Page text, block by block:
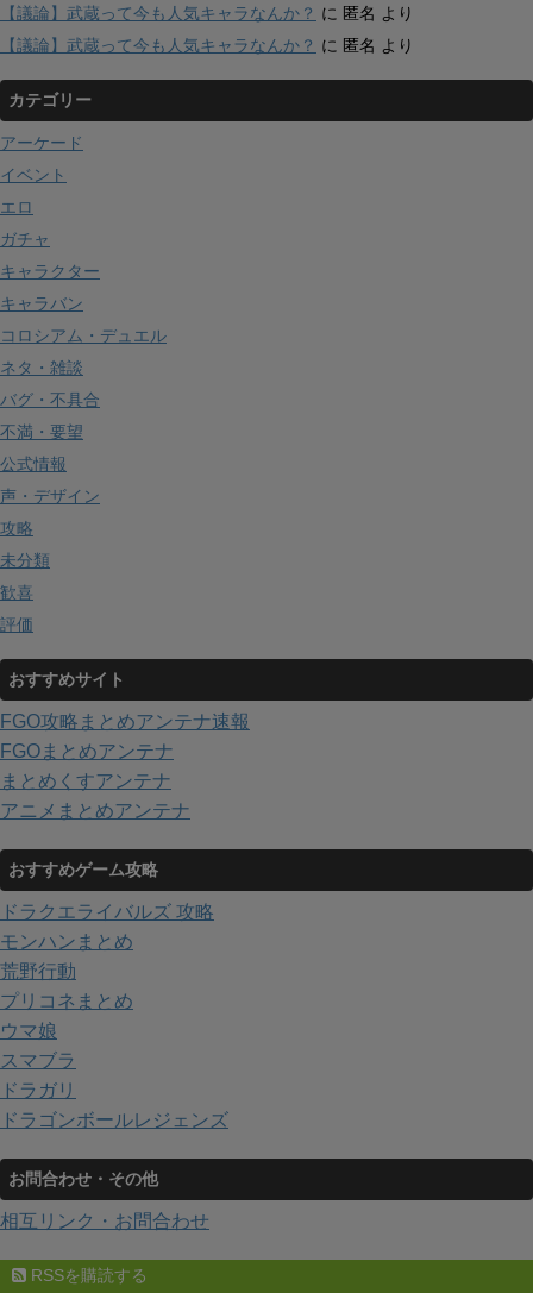
【議論】武蔵って今も人気キャラなんか？ に 匿名 より
【議論】武蔵って今も人気キャラなんか？ に 匿名 より
カテゴリー
アーケード
イベント
エロ
ガチャ
キャラクター
キャラバン
コロシアム・デュエル
ネタ・雑談
バグ・不具合
不満・要望
公式情報
声・デザイン
攻略
未分類
歓喜
評価
おすすめサイト
FGO攻略まとめアンテナ速報
FGOまとめアンテナ
まとめくすアンテナ
アニメまとめアンテナ
おすすめゲーム攻略
ドラクエライバルズ 攻略
モンハンまとめ
荒野行動
プリコネまとめ
ウマ娘
スマブラ
ドラガリ
ドラゴンボールレジェンズ
お問合わせ・その他
相互リンク・お問合わせ
RSSを購読する